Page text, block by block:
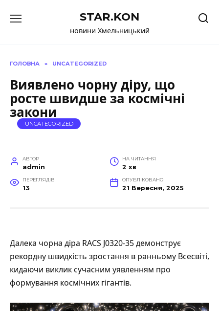
до
STAR.KON
новини Хмельницький
ГОЛОВНА » UNCATEGORIZED
Виявлено чорну діру, що
росте швидше за космічні
закони
UNCATEGORIZED
АВТОР
admin
НА ЧИТАННЯ
2 хв
ПЕРЕГЛЯДІВ
13
ОПУБЛІКОВАНО
21 Вересня, 2025
Далека чорна діра RACS J0320-35демонструє
рекордну швидкість зростання в ранньому Всесвіті,
кидаючи виклик сучасним уявленням про
формування космічних гігантів.